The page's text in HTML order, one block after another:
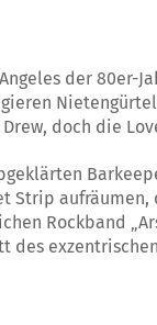
Angeles der
doch die
Strip aufräumen,
Rockband